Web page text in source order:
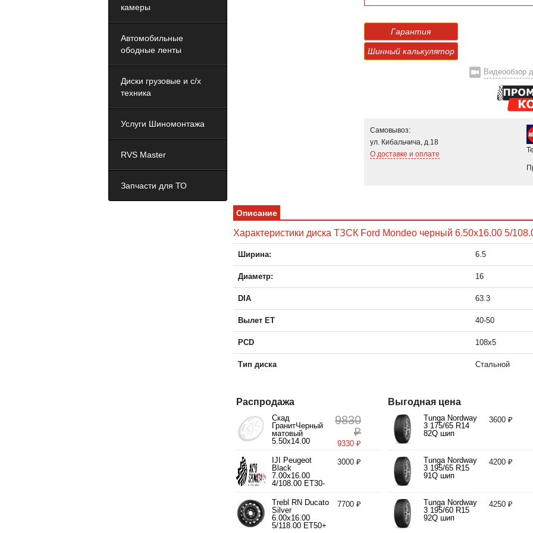
камеры
Автомобильные
ободные ленты
Диски грузовые и с/х
техника
Услуги Шиномонтажа
RVS Master
Запчасти для ТО
Гарантия
Шинный калькулятор
Видеообзор
Самовывоз:
ул. Кибальчича, д.18
О доставке и оплате
Описание
Характеристики диска ТЗСК Ford Mondeo черный 6.50x16.00 5/
Ширина: 6.5
Диаметр: 16
DIA 63.3
Вылет ET 40-50
PCD 108x5
Тип диска Стальной
Распродажа
Скад
ГранитЧерный
матовый
5.50x14.00
d58.60
9830
₽
9330 ₽
IJI Peugeot
Black
7.00x16.00
4/108.00 ET30-
3000 ₽
Trebl RN Ducato
Silver
6.00x16.00
5/118.00 ET50+
7700 ₽
Выгодная цена
Tunga Nordway
3 175/65 R14
82Q шип
3600 ₽
Tunga Nordway
3 195/65 R15
91Q шип
4200 ₽
Tunga Nordway
3 195/60 R15
92Q шип
4250 ₽